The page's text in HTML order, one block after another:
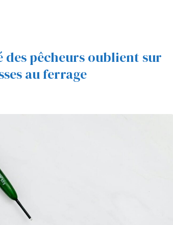
pêcheurs oublient sur
au ferrage